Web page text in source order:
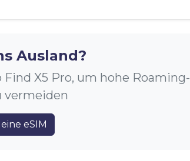
Ausland?
X5 Pro, um hohe Roaming-
vermeiden
eSIM